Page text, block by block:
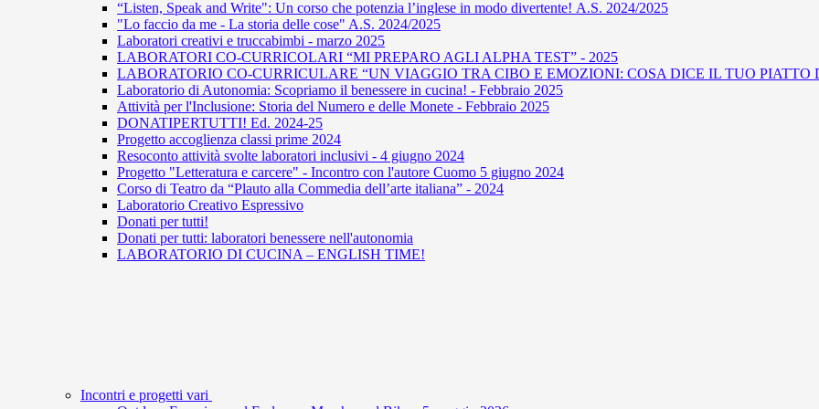
“Listen, Speak and Write": Un corso che potenzia l’inglese in modo divertente! A.S. 2024/2025
"Lo faccio da me - La storia delle cose" A.S. 2024/2025
Laboratori creativi e truccabimbi - marzo 2025
LABORATORI CO-CURRICOLARI “MI PREPARO AGLI ALPHA TEST” - 2025
LABORATORIO CO-CURRICULARE “UN VIAGGIO TRA CIBO E EMOZIONI: COSA DICE IL TUO PIATTO
Laboratorio di Autonomia: Scopriamo il benessere in cucina! - Febbraio 2025
Attività per l'Inclusione: Storia del Numero e delle Monete - Febbraio 2025
DONATIPERTUTTI! Ed. 2024-25
Progetto accoglienza classi prime 2024
Resoconto attività svolte laboratori inclusivi - 4 giugno 2024
Progetto "Letteratura e carcere" - Incontro con l'autore Cuomo 5 giugno 2024
Corso di Teatro da “Plauto alla Commedia dell’arte italiana” - 2024
Laboratorio Creativo Espressivo
Donati per tutti!
Donati per tutti: laboratori benessere nell'autonomia
LABORATORIO DI CUCINA – ENGLISH TIME!
Incontri e progetti vari